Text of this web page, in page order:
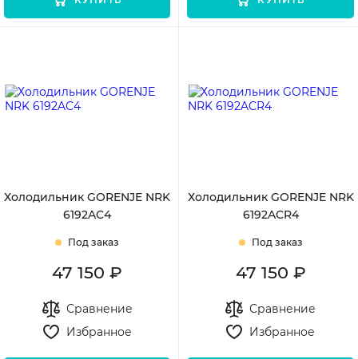
Холодильник GORENJE NRK
6192AC4
Под заказ
47 150 ₽
Сравнение
Избранное
Холодильник GORENJE NRK
6192ACR4
Под заказ
47 150 ₽
Сравнение
Избранное